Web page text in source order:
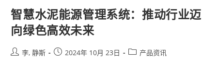
智慧水泥能源管理系统：推动行业迈
向绿色高效未来
李, 静斯 2024年 10月 23日 产品资讯